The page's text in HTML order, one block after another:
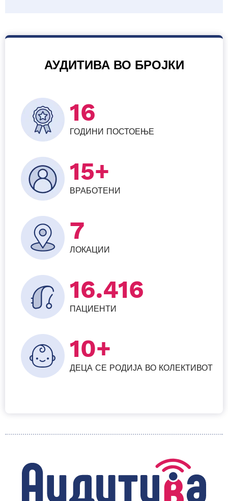
АУДИТИВА ВО БРОЈКИ
16
ГОДИНИ ПОСТОЕЊЕ
15+
ВРАБОТЕНИ
7
ЛОКАЦИИ
21.600
ПАЦИЕНТИ
10+
ДЕЦА СЕ РОДИЈА ВО КОЛЕКТИВОТ